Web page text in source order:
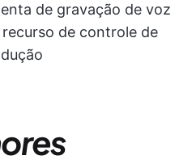
de gravação de voz
de controle de